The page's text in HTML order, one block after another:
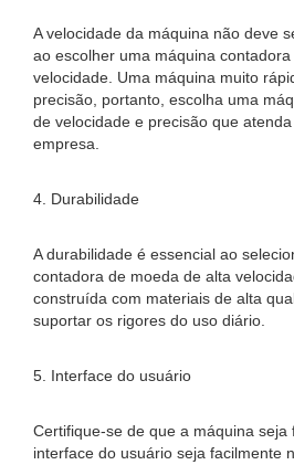
A velocidade da máquina não deve
ao escolher uma máquina
velocidade. Uma máquina muito
precisão, portanto, escolha uma
de velocidade e precisão que
empresa.
4. Durabilidade
A durabilidade é essencial ao
contadora de moeda de alta
construída com materiais de alta
suportar os rigores do uso diário.
5. Interface do usuário
Certifique-se de que a máquina seja
interface do usuário seja facilmente